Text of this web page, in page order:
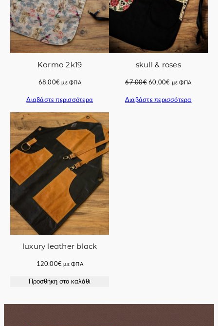
Karma 2k19
68.00€ με ΦΠΑ
Διαβάστε περισσότερα
skull & roses
67.00€ Original
was:
60.00€ Η
τιμή
με ΦΠΑ
Διαβάστε περισσότερα
luxury leather black
120.00€ με ΦΠΑ
Προσθήκη στο καλάθι